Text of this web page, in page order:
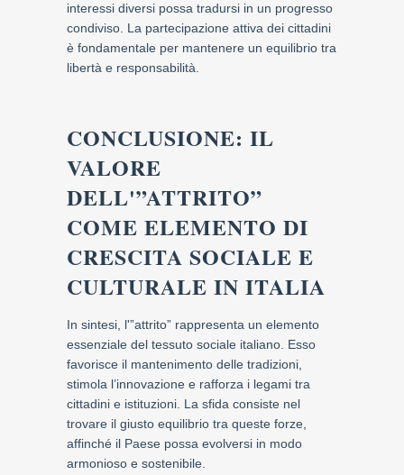
interessi diversi possa tradursi in un progresso
condiviso. La partecipazione attiva dei cittadini
è fondamentale per mantenere un equilibrio tra
libertà e responsabilità.
CONCLUSIONE: IL
VALORE
DELL'”ATTRITO”
COME ELEMENTO DI
CRESCITA SOCIALE E
CULTURALE IN ITALIA
In sintesi, l'”attrito” rappresenta un elemento
essenziale del tessuto sociale italiano. Esso
favorisce il mantenimento delle tradizioni,
stimola l’innovazione e rafforza i legami tra
cittadini e istituzioni. La sfida consiste nel
trovare il giusto equilibrio tra queste forze,
affinché il Paese possa evolversi in modo
armonioso e sostenibile.